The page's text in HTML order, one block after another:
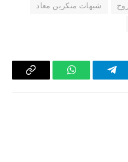
شبهات منکرین معاد
Telegram
WhatsApp
Copy